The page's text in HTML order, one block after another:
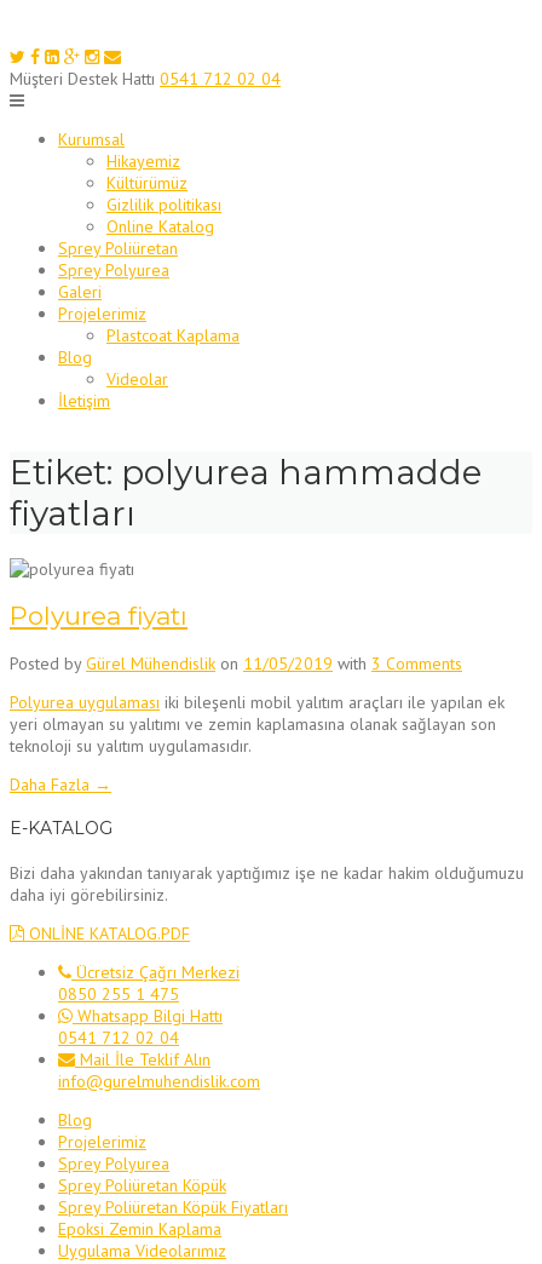
to
content
Müşteri Destek Hattı 0541 712 02 04
Kurumsal
Hikayemiz
Kültürümüz
Gizlilik politikası
Online Katalog
Sprey Poliüretan
Sprey Polyurea
Galeri
Projelerimiz
Plastcoat Kaplama
Blog
Videolar
İletişim
Etiket: polyurea hammadde
fiyatları
Polyurea fiyatı
Posted byGürel Mühendislik on 11/05/2019 with 3 Comments
Polyurea uygulaması iki bileşenli mobil yalıtım araçları ile yapılan ek
yeri olmayan su yalıtımı ve zemin kaplamasına olanak sağlayan son
teknoloji su yalıtım uygulamasıdır.
Daha Fazla “Polyurea
→
E-KATALOG
Bizi daha yakından tanıyarak yaptığımız işe ne kadar hakim olduğumuzu
daha iyi görebilirsiniz.
ONLİNE KATALOG.PDF
Ücretsiz Çağrı Merkezi
0850 255 1 475
Whatsapp Bilgi Hattı
0541 712 02 04
Mail İle Teklif Alın
info@gurelmuhendislik.com
Blog
Projelerimiz
Sprey Polyurea
Sprey Poliüretan Köpük
Sprey Poliüretan Köpük Fiyatları
Epoksi Zemin Kaplama
Uygulama Videolarımız